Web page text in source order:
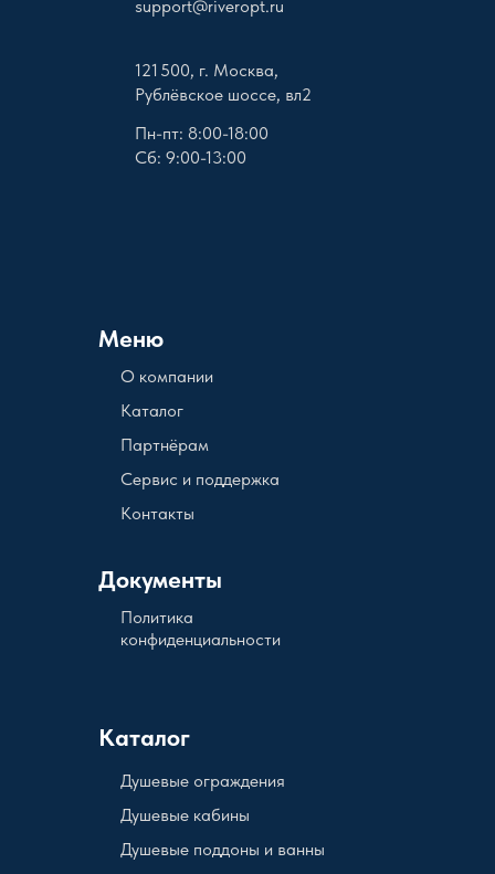
support@riveropt.ru
Меню
121 500, г. Москва,
Рублёвское шоссе, вл2
О компании
Документы
Пн-пт: 8:00-18:00
Сб: 9:00-13:00
Каталог
Политика
конфиденциальности
Партнёрам
Сервис и поддержка
Контакты
Каталог
Душевые кабины
Душевые поддоны и ванны
Душевые ограждения